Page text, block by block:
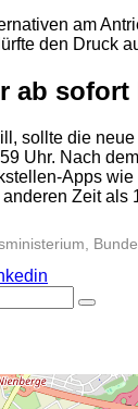
am
den Druck
ab
sollte die
Uhr. Nach
Apps
Zeit